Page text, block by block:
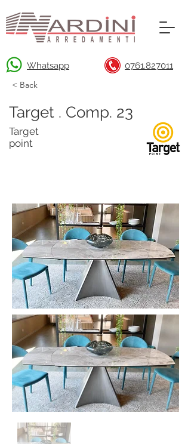
Whatsapp
0761.827011
< Back
Target . Comp. 23
Target
point